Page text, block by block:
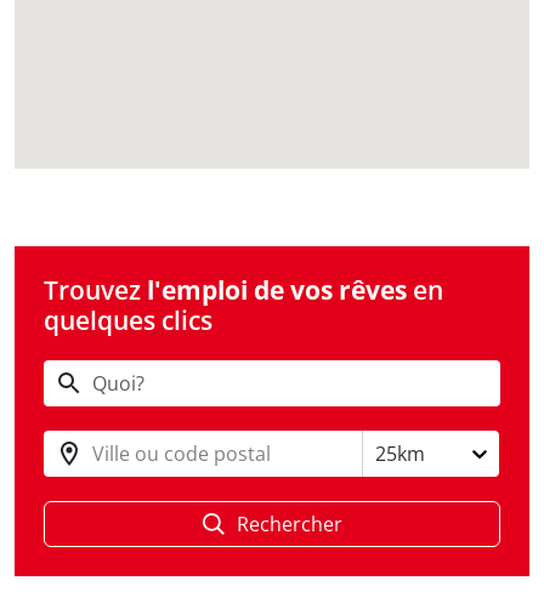
Trouvez l'emploi de vos rêves en
quelques clics
Ville ou code postal 25km
Rechercher